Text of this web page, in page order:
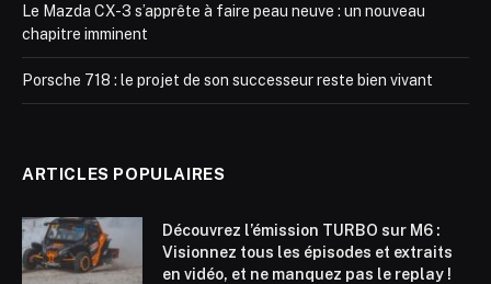
Le Mazda CX-3 s’apprête à faire peau neuve : un nouveau
chapitre imminent
Porsche 718 : le projet de son successeur reste bien vivant
ARTICLES POPULAIRES
Découvrez l’émission TURBO sur M6 :
Visionnez tous les épisodes et extraits
en vidéo, et ne manquez pas le replay !